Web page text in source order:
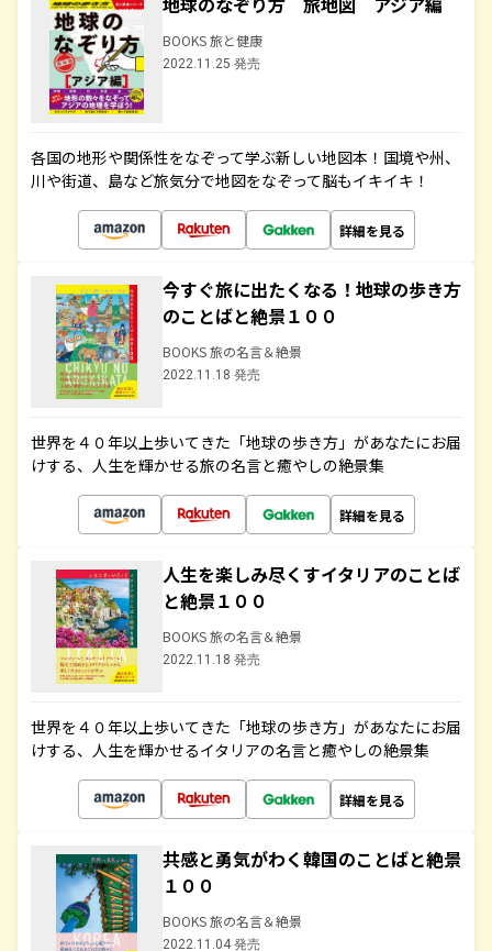
BOOKS 旅と健康
2022.11.25 発売
各国の地形や関係性をなぞって学ぶ新しい地図本！国境や州、
川や街道、島など旅気分で地図をなぞって脳もイキイキ！
詳細を見る
今すぐ旅に出たくなる！地球の歩き方
のことばと絶景１００
BOOKS 旅の名言＆絶景
2022.11.18 発売
世界を４０年以上歩いてきた「地球の歩き方」があなたにお届
けする、人生を輝かせる旅の名言と癒やしの絶景集
詳細を見る
人生を楽しみ尽くすイタリアのことば
と絶景１００
BOOKS 旅の名言＆絶景
2022.11.18 発売
世界を４０年以上歩いてきた「地球の歩き方」があなたにお届
けする、人生を輝かせるイタリアの名言と癒やしの絶景集
詳細を見る
共感と勇気がわく韓国のことばと絶景
１００
BOOKS 旅の名言＆絶景
2022.11.04 発売